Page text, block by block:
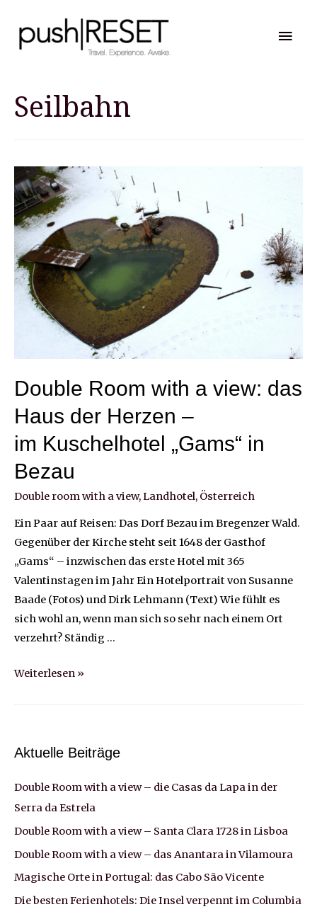
Seilbahn
Double Room with a view: das
Haus der Herzen –
im Kuschelhotel „Gams“ in
Bezau
Double room with a view,Landhotel, Österreich
Ein Paar auf Reisen: Das Dorf Bezau im Bregenzer Wald.
Gegenüber der Kirche steht seit 1648 der Gasthof
„Gams“ – inzwischen das erste Hotel mit 365
Valentinstagen im Jahr Ein Hotelportrait von Susanne
Baade (Fotos) und Dirk Lehmann (Text) Wie fühlt es
sich wohl an, wenn man sich so sehr nach einem Ort
verzehrt? Ständig …
Double
view:
Haus
der
Herzen
„Gams“
in
Weiterlesen »
Aktuelle Beiträge
Double Room with a view – die Casas da Lapa in der
Serra da Estrela
Double Room with a view – Santa Clara 1728 in Lisboa
Double Room with a view – das Anantara in Vilamoura
Magische Orte in Portugal: das Cabo São Vicente
Die besten Ferienhotels: Die Insel verpennt im Columbia